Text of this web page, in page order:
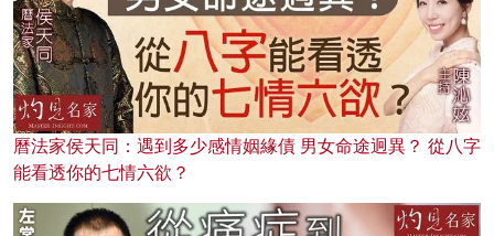
曆法家侯天同：遇到多少感情姻緣債 男女命途迥異？ 從八字
能看透你的七情六欲？